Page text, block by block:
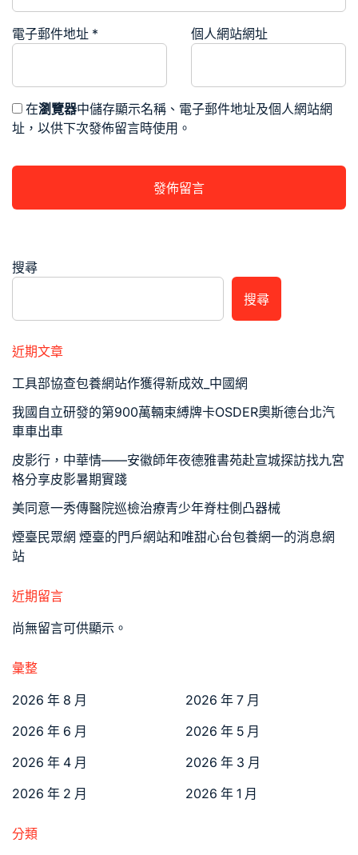
電子郵件地址 * 個人網站網址
在瀏覽器中儲存顯示名稱、電子郵件地址及個人網站網
址，以供下次發佈留言時使用。
搜尋
搜尋
近期文章
工具部協查包養網站作獲得新成效_中國網
我國自立研發的第900萬輛束縛牌卡OSDER奧斯德台北汽
車車出車
皮影行，中華情——安徽師年夜德雅書苑赴宣城探訪找九宮
格分享皮影暑期實踐
美同意一秀傳醫院巡檢治療青少年脊柱側凸器械
煙臺民眾網 煙臺的門戶網站和唯甜心台包養網一的消息網
站
近期留言
尚無留言可供顯示。
彙整
2026 年 8 月
2026 年 7 月
2026 年 6 月
2026 年 5 月
2026 年 4 月
2026 年 3 月
2026 年 2 月
2026 年 1 月
分類